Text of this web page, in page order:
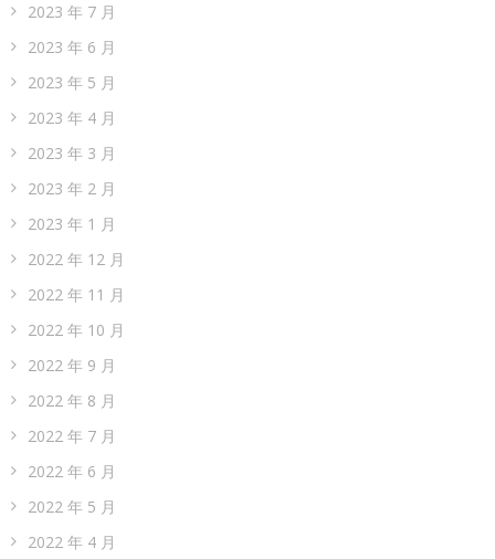
2023 年 7 月
2023 年 6 月
2023 年 5 月
2023 年 4 月
2023 年 3 月
2023 年 2 月
2023 年 1 月
2022 年 12 月
2022 年 11 月
2022 年 10 月
2022 年 9 月
2022 年 8 月
2022 年 7 月
2022 年 6 月
2022 年 5 月
2022 年 4 月